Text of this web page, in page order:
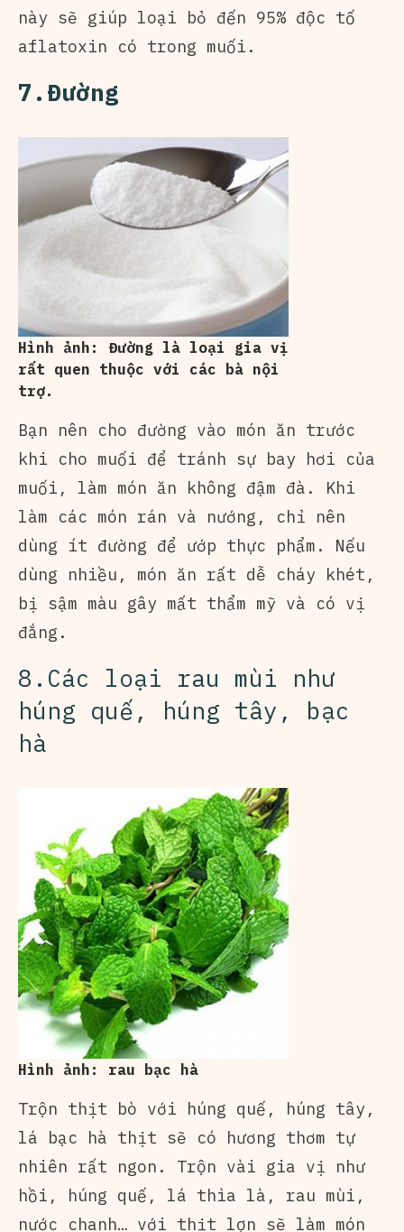
này sẽ giúp loại bỏ đến 95% độc tố
aflatoxin có trong muối.
7.Đường
Hình ảnh: Đường là loại gia vị
rất quen thuộc với các bà nội
trợ.
Bạn nên cho đường vào món ăn trước
khi cho muối để tránh sự bay hơi của
muối, làm món ăn không đậm đà. Khi
làm các món rán và nướng, chỉ nên
dùng ít đường để ướp thực phẩm. Nếu
dùng nhiều, món ăn rất dễ cháy khét,
bị sậm màu gây mất thẩm mỹ và có vị
đắng.
8.Các loại rau mùi như
húng quế, húng tây, bạc
hà
Hình ảnh: rau bạc hà
Trộn thịt bò với húng quế, húng tây,
lá bạc hà thịt sẽ có hương thơm tự
nhiên rất ngon. Trộn vài gia vị như
hồi, húng quế, lá thìa là, rau mùi,
nước chanh… với thịt lợn sẽ làm món